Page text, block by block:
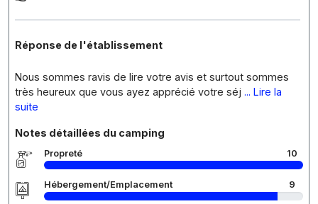
Réponse de l'établissement
Nous sommes ravis de lire votre avis et surtout sommes
très heureux que vous ayez apprécié votre séj ... Lire la
suite
Notes détaillées du camping
Propreté 10
Hébergement/Emplacement 9